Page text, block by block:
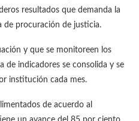
resultados que demanda la
de procuración de justicia.
y que se monitoreen los
de indicadores se consolida y se
institución cada mes.
de acuerdo al